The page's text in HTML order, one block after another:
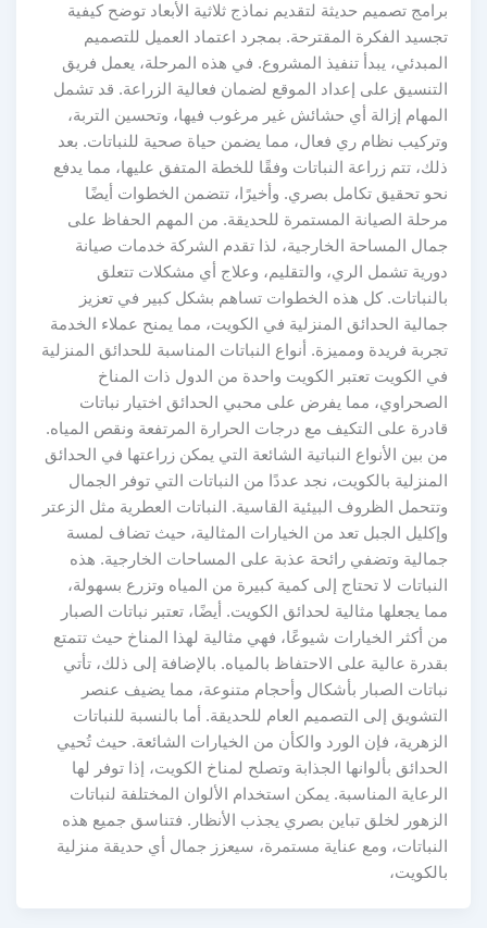
برامج تصميم حديثة لتقديم نماذج ثلاثية الأبعاد توضح كيفية
تجسيد الفكرة المقترحة. بمجرد اعتماد العميل للتصميم
المبدئي، يبدأ تنفيذ المشروع. في هذه المرحلة، يعمل فريق
التنسيق على إعداد الموقع لضمان فعالية الزراعة. قد تشمل
المهام إزالة أي حشائش غير مرغوب فيها، وتحسين التربة،
وتركيب نظام ري فعال، مما يضمن حياة صحية للنباتات. بعد
ذلك، تتم زراعة النباتات وفقًا للخطة المتفق عليها، مما يدفع
نحو تحقيق تكامل بصري. وأخيرًا، تتضمن الخطوات أيضًا
مرحلة الصيانة المستمرة للحديقة. من المهم الحفاظ على
جمال المساحة الخارجية، لذا تقدم الشركة خدمات صيانة
دورية تشمل الري، والتقليم، وعلاج أي مشكلات تتعلق
بالنباتات. كل هذه الخطوات تساهم بشكل كبير في تعزيز
جمالية الحدائق المنزلية في الكويت، مما يمنح عملاء الخدمة
تجربة فريدة ومميزة. أنواع النباتات المناسبة للحدائق المنزلية
في الكويت تعتبر الكويت واحدة من الدول ذات المناخ
الصحراوي، مما يفرض على محبي الحدائق اختيار نباتات
قادرة على التكيف مع درجات الحرارة المرتفعة ونقص المياه.
من بين الأنواع النباتية الشائعة التي يمكن زراعتها في الحدائق
المنزلية بالكويت، نجد عددًا من النباتات التي توفر الجمال
وتتحمل الظروف البيئية القاسية. النباتات العطرية مثل الزعتر
وإكليل الجبل تعد من الخيارات المثالية، حيث تضاف لمسة
جمالية وتضفي رائحة عذبة على المساحات الخارجية. هذه
النباتات لا تحتاج إلى كمية كبيرة من المياه وتزرع بسهولة،
مما يجعلها مثالية لحدائق الكويت. أيضًا، تعتبر نباتات الصبار
من أكثر الخيارات شيوعًا، فهي مثالية لهذا المناخ حيث تتمتع
بقدرة عالية على الاحتفاظ بالمياه. بالإضافة إلى ذلك، تأتي
نباتات الصبار بأشكال وأحجام متنوعة، مما يضيف عنصر
التشويق إلى التصميم العام للحديقة. أما بالنسبة للنباتات
الزهرية، فإن الورد والكأن من الخيارات الشائعة. حيث تُحيي
الحدائق بألوانها الجذابة وتصلح لمناخ الكويت، إذا توفر لها
الرعاية المناسبة. يمكن استخدام الألوان المختلفة لنباتات
الزهور لخلق تباين بصري يجذب الأنظار. فتناسق جميع هذه
النباتات، ومع عناية مستمرة، سيعزز جمال أي حديقة منزلية
بالكويت،